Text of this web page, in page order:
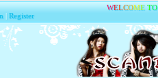
WELCOME TO
|Register